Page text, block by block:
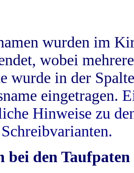
wurden im
wobei
wurde in der
eingetragen.
Hinweise zu
bei den Taufpaten